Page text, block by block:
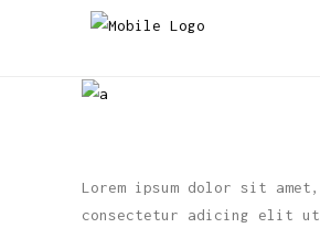
Lorem ipsum dolor sit amet,
consectetur adicing elit ut